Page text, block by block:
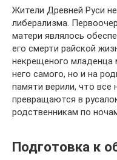
Жители Древней Руси
либерализма.
матери являлось
его смерти райской
некрещеного младенца
него самого, но и на
памяти верили, что
превращаются в
родственникам по
Подготовка к